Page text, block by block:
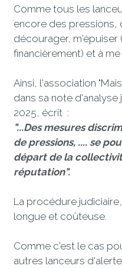
Comme tous les
encore des pressions,
décourager, m'épuiser
financièrement) et à me
Ainsi, l'association
dans sa note
2025, écrit  :
"...Des mesures
de pressions, .... se
départ de la
réputation".
La procédure
longue et coûteuse.
Comme c'est le cas
autres lanceurs